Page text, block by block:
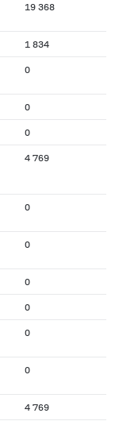
19 368
1 834
0
0
0
4 769
0
0
0
0
0
0
4 769